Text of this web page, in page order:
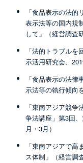
「食品表示の法
表示法等の国内規
して」（経営調査
「法的トラブル
示活用研究会、
「食品表示の法
示法等の執行傾向
「東南アジア競
争法講座」第3回
月・3月）
「東南アジアで
ス体制」（経営調